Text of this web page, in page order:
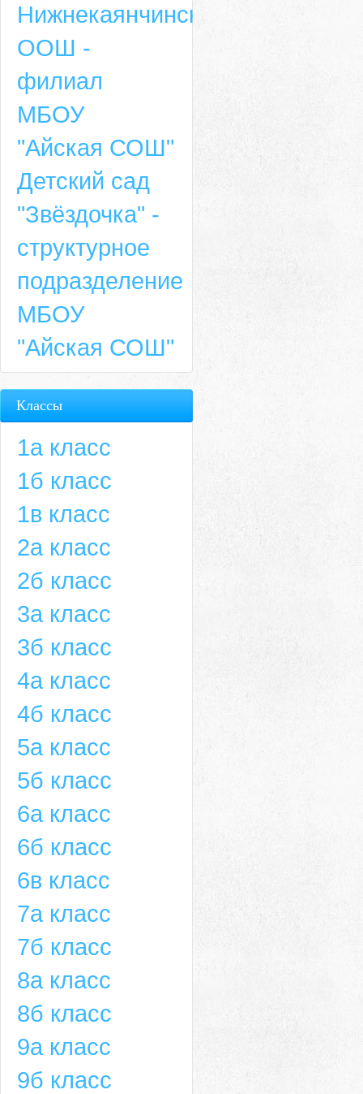
Нижнекаянчинская
ООШ -
филиал
МБОУ
"Айская СОШ"
Детский сад
"Звёздочка" -
структурное
подразделение
МБОУ
"Айская СОШ"
Классы
1а класс
1б класс
1в класс
2а класс
2б класс
3а класс
3б класс
4а класс
4б класс
5а класс
5б класс
6а класс
6б класс
6в класс
7а класс
7б класс
8а класс
8б класс
9а класс
9б класс